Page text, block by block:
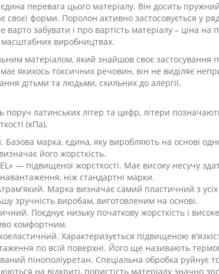
перевага цього матеріалу. Він досить
своєї форми. Поролон активно застосовується у
варто забувати і про вартість матеріалу – ціна
виробництвах.
матеріалом, який знайшов своє застосування
якихось токсичних речовин, він не виділяє
дітьми та людьми, схильних до алергії.
поруч латинських літер та цифр, літери
(кПа).
Базова марка, єдина, яку виробляють на основі
його жорсткість.
— підвищеної жорсткості. Має високу несучу
ніж стандартні марки.
Марка визначає самий пластичний з
зручність виробам, виготовленим на основі.
Поєднує низьку початкову жорсткість і
комфортним.
Характеризується підвищеною
по всій поверхні. Його ще називають
пінополіуретан. Спеціальна обробка руйнує
на відкриті, пористість матеріалу значно